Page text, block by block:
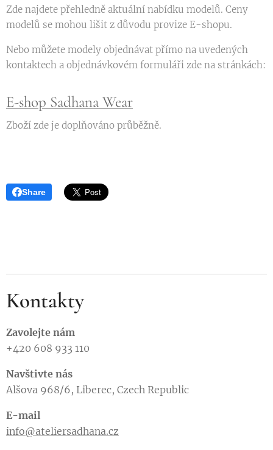
Zde najdete přehledně aktuální nabídku modelů. Ceny
modelů se mohou lišit z důvodu provize E-shopu.
Nebo můžete modely objednávat přímo na uvedených
kontaktech a objednávkovém formuláři zde na stránkách:
E-shop Sadhana Wear
Zboží zde je doplňováno průběžně.
Share
Kontakty
Zavolejte nám
+420 608 933 110
Navštivte nás
Alšova 968/6, Liberec, Czech Republic
E-mail
info@ateliersadhana.cz